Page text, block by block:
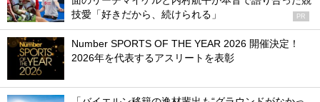
技愛「好きだから、続けられる」
PR
Number SPORTS OF THE YEAR 2026 開催決定！
2026年を代表するアスリートを表彰